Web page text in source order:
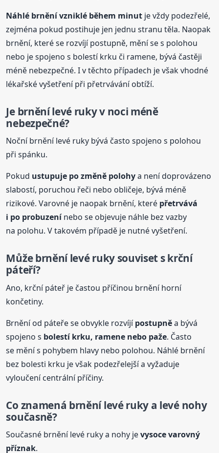
Náhlé brnění vzniklé během minut je vždy podezřelé,
zejména pokud postihuje jen jednu stranu těla. Naopak
brnění, které se rozvíjí postupně, mění se s polohou
nebo je spojeno s bolestí krku či ramene, bývá častěji
méně nebezpečné. I v těchto případech je však vhodné
lékařské vyšetření při přetrvávání obtíží.
Je brnění levé ruky v noci méně
nebezpečné?
Noční brnění levé ruky bývá často spojeno s polohou
při spánku.
Pokud ustupuje po změně polohya není doprovázeno
slabostí, poruchou řeči nebo obličeje, bývá méně
rizikové. Varovné je naopak brnění, které přetrvává
i po probuzenínebo se objevuje náhle bez vazby
na polohu. V takovém případě je nutné vyšetření.
Může brnění levé ruky souviset s krční
páteří?
Ano, krční páteř je častou příčinou brnění horní
končetiny.
Brnění od páteře se obvykle rozvíjípostupněa bývá
spojeno s bolestí krku, ramene nebo paže. Často
se mění s pohybem hlavy nebo polohou. Náhlé brnění
bez bolesti krku je však podezřelejší a vyžaduje
vyloučení centrální příčiny.
Co znamená brnění levé ruky a levé nohy
současně?
Současné brnění levé ruky a nohy jevysoce varovný
příznak.